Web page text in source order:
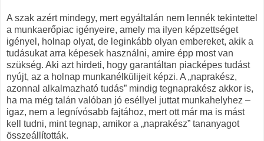
A szak azért mindegy, mert egyáltalán nem lennék tekintettel
a munkaerőpiac igényeire, amely ma ilyen képzettséget
igényel, holnap olyat, de leginkább olyan embereket, akik a
tudásukat arra képesek használni, amire épp most van
szükség. Aki azt hirdeti, hogy garantáltan piacképes tudást
nyújt, az a holnap munkanélkülijeit képzi. A „naprakész,
azonnal alkalmazható tudás” mindig tegnaprakész akkor is,
ha ma még talán valóban jó eséllyel juttat munkahelyhez –
igaz, nem a legnívósabb fajtához, mert ott már ma is mást
kell tudni, mint tegnap, amikor a „naprakész” tananyagot
összeállították.